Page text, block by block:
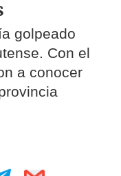
golpeado
Con el
a conocer